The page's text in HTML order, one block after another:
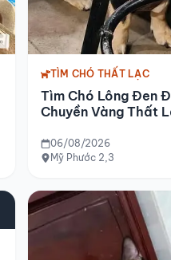
TÌM CHÓ THẤT LẠC
Tìm Chó Lông Đen
Chuyền Vàng Thất
06/08/2026
Mỹ Phước 2,3